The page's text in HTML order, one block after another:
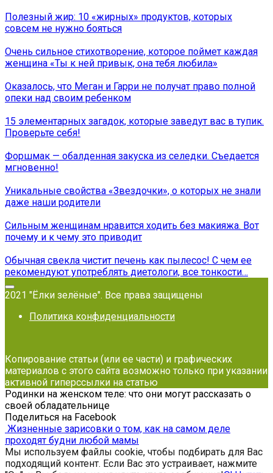
Полезный жир: 10 «жирных» продуктов, которых
совсем не нужно бояться
Очень сильное стихотворение, которое поймет каждая
женщина «Ты к ней привык, она тебя любила»
Оказалось, что Меган и Гарри не получат право полной
опеки над своим ребенком
15 элементарных загадок, которые заведут вас в тупик.
Проверьте себя!
Форшмак — обалденная закуска из селедки. Съедается
мгновенно!
Уникальные свойства «Звездочки», о которых не знали
даже наши родители
Сильным женщинам нравится ходить без макияжа. Вот
почему и к чему это приводит
Обычная свекла чистит печень как пылесос! С чем ее
рекомендуют употреблять диетологи, все тонкости…
2021 "Ёлки зелёные". Все права защищены
Политика конфиденциальности
Копирование статьи (или ее части) и графических
материалов с этого сайта возможно только при указании
активной гиперссылки на статью
Родинки на женском теле: что они могут рассказать о
своей обладательнице
Поделиться на Facebook
Жизненные зарисовки о том, как на самом деле
проходят будни любой мамы
Мы используем файлы cookie, чтобы подбирать для Вас
подходящий контент. Если Вас это устраивает, нажмите